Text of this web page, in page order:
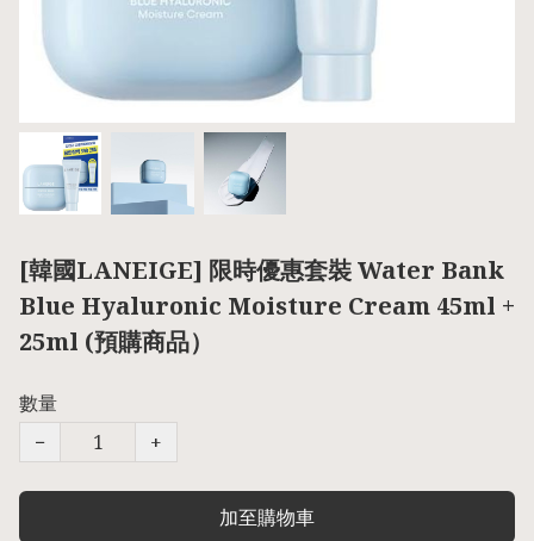
[韓國LANEIGE] 限時優惠套裝 Water Bank
Blue Hyaluronic Moisture Cream 45ml +
25ml (預購商品）
數量
−
+
加至購物車